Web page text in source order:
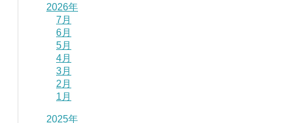
2026年
7月
6月
5月
4月
3月
2月
1月
2025年